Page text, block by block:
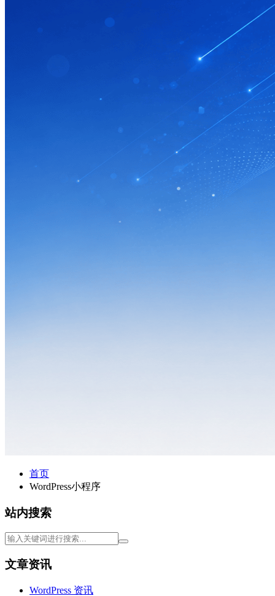
首页
WordPress小程序
站内搜索
文章资讯
WordPress 资讯